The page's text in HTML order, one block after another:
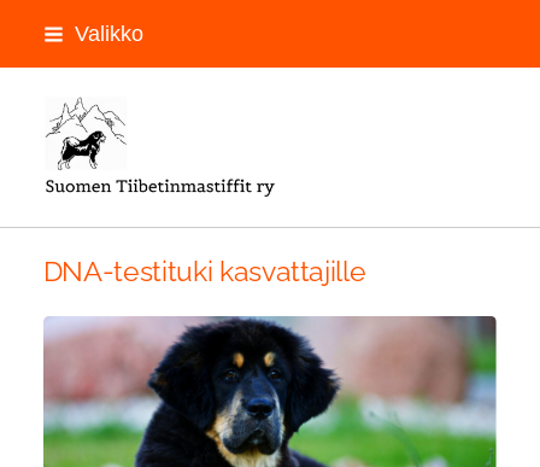
Siirry
Valikko
DNA-testituki kasvattajille